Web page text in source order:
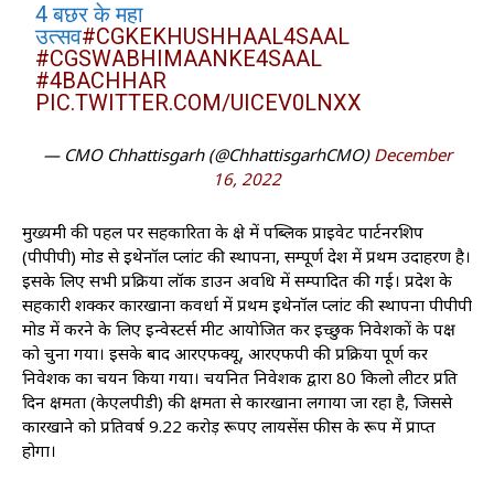
4 बछर के महा
उत्सव#CGKEKHUSHHAAL4SAAL
#CGSWABHIMAANKE4SAAL
#4BACHHAR
PIC.TWITTER.COM/UICEV0LNXX
— CMO Chhattisgarh (@ChhattisgarhCMO) December
16, 2022
मुख्यमंत्री की पहल पर सहकारिता के क्षेत्र में पब्लिक प्राइवेट पार्टनरशिप
(पीपीपी) मोड से इथेनॉल प्लांट की स्थापना, सम्पूर्ण देश में प्रथम उदाहरण है।
इसके लिए सभी प्रक्रिया लॉक डाउन अवधि में सम्पादित की गई। प्रदेश के
सहकारी शक्कर कारखाना कवर्धा में प्रथम इथेनॉल प्लांट की स्थापना पीपीपी
मोड में करने के लिए इन्वेस्टर्स मीट आयोजित कर इच्छुक निवेशकों के पक्ष
को चुना गया। इसके बाद आरएफक्यू, आरएफपी की प्रक्रिया पूर्ण कर
निवेशक का चयन किया गया। चयनित निवेशक द्वारा 80 किलो लीटर प्रति
दिन क्षमता (केएलपीडी) की क्षमता से कारखाना लगाया जा रहा है, जिससे
कारखाने को प्रतिवर्ष 9.22 करोड़ रूपए लायसेंस फीस के रूप में प्राप्त
होगा।